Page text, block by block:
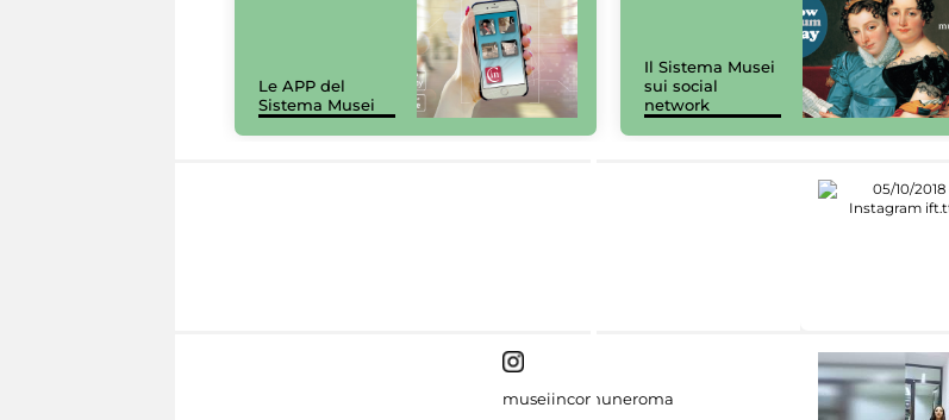
Le APP del
Sistema Musei
Il Sistema Musei
sui social
network
museiincomuneroma